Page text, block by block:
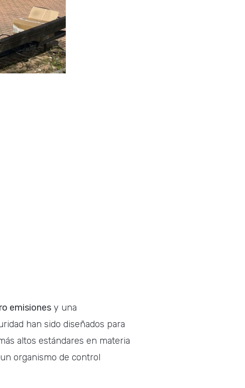
emisiones y una
han sido diseñados para
altos estándares en materia
organismo de control